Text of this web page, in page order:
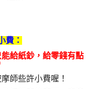
費：
能給紙鈔，給零錢有點
師些許小費喔！